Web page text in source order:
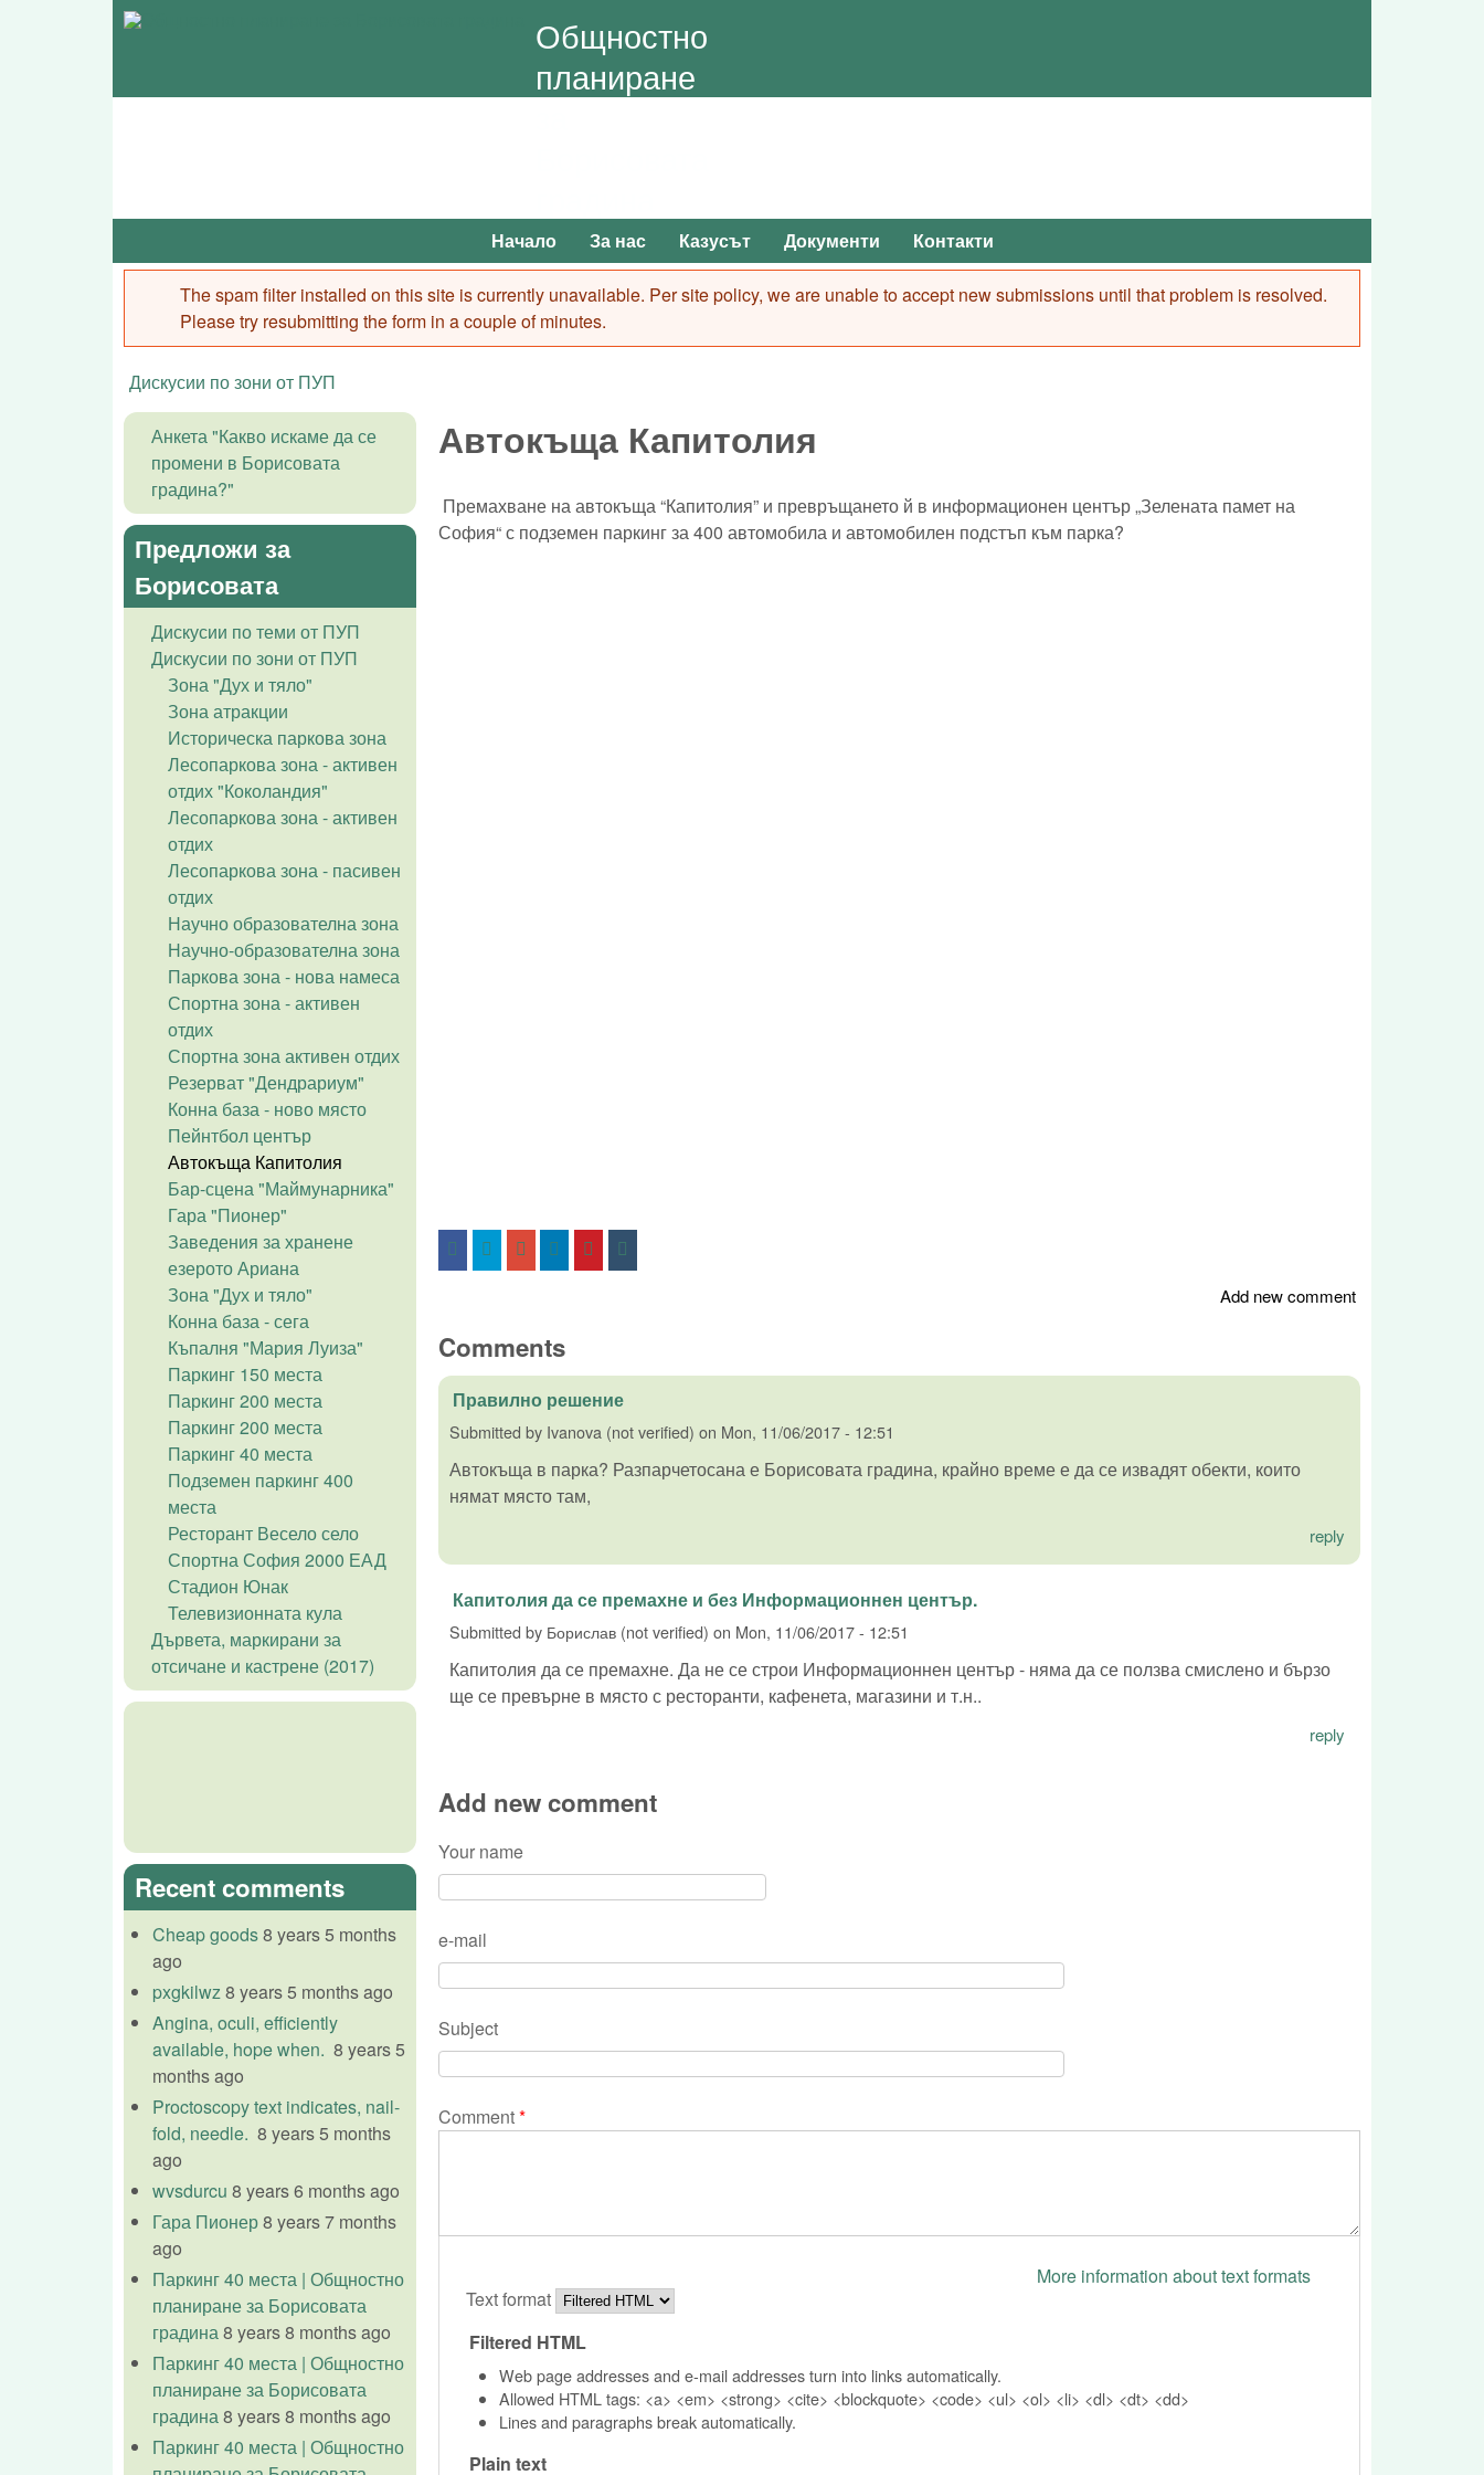
Общностно
планиране
Main menu
Начало За нас Казусът Документи Контакти
Error message
The spam filter installed on this site is currently unavailable. Per site policy, we are unable to accept new submissions until that problem is resolved.
Please try resubmitting the form in a couple of minutes.
You are here
Дискусии по зони от ПУП
Автокъща Капитолия
Премахване на автокъща “Капитолия” и превръщането й в информационен център „Зелената памет на
София“ с подземен паркинг за 400 автомобила и автомобилен подстъп към парка?
Add new comment
Comments
Правилно решение
Submitted by Ivanova (not verified) on Mon, 11/06/2017 - 12:51
Автокъща в парка? Разпарчетосана е Борисовата градина, крайно време е да се извадят обекти, които
нямат място там,
reply
Капитолия да се премахне и без Информационнен център.
Submitted by Борислав (not verified) on Mon, 11/06/2017 - 12:51
Капитолия да се премахне. Да не се строи Информационнен център - няма да се ползва смислено и бързо
ще се превърне в място с ресторанти, кафенета, магазини и т.н..
reply
Add new comment
Your name
e-mail
Subject
Comment*
More information about text formats
Text format
Filtered HTML
Web page addresses and e-mail addresses turn into links automatically.
Allowed HTML tags: <a> <em> <strong> <cite> <blockquote> <code> <ul> <ol> <li> <dl> <dt> <dd>
Lines and paragraphs break automatically.
Plain text
Анкета "Какво искаме да се
промени в Борисовата
градина?"
Предложи за
Борисовата
Дискусии по теми от ПУП
Дискусии по зони от ПУП
Зона "Дух и тяло"
Зона атракции
Историческа паркова зона
Лесопаркова зона - активен
отдих "Коколандия"
Лесопаркова зона - активен
отдих
Лесопаркова зона - пасивен
отдих
Научно образователна зона
Научно-образователна зона
Паркова зона - нова намеса
Спортна зона - активен
отдих
Спортна зона активен отдих
Резерват "Дендрариум"
Конна база - ново място
Пейнтбол център
Автокъща Капитолия
Бар-сцена "Маймунарника"
Гара "Пионер"
Заведения за хранене
езерото Ариана
Зона "Дух и тяло"
Конна база - сега
Къпалня "Мария Луиза"
Паркинг 150 места
Паркинг 200 места
Паркинг 200 места
Паркинг 40 места
Подземен паркинг 400
места
Ресторант Весело село
Спортна София 2000 ЕАД
Стадион Юнак
Телевизионната кула
Дървета, маркирани за
отсичане и кастрене (2017)
Recent comments
Cheap goods8 years 5 months
ago
pxgkilwz8 years 5 months ago
Angina, oculi, efficiently
available, hope when. 8 years 5
months ago
Proctoscopy text indicates, nail-
fold, needle. 8 years 5 months
ago
wvsdurcu 8 years 6 months ago
Гара Пионер8 years 7 months
ago
Паркинг 40 места | Общностно
планиране за Борисовата
градина8 years 8 months ago
Паркинг 40 места | Общностно
планиране за Борисовата
градина8 years 8 months ago
Паркинг 40 места | Общностно